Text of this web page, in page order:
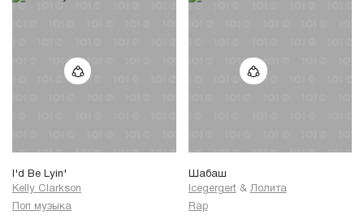
I'd Be Lyin'
Kelly Clarkson
Поп музыка
Шабаш
Icegergert & Лолита
Rap